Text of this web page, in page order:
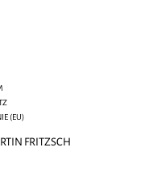
(EU)
FRITZSCH